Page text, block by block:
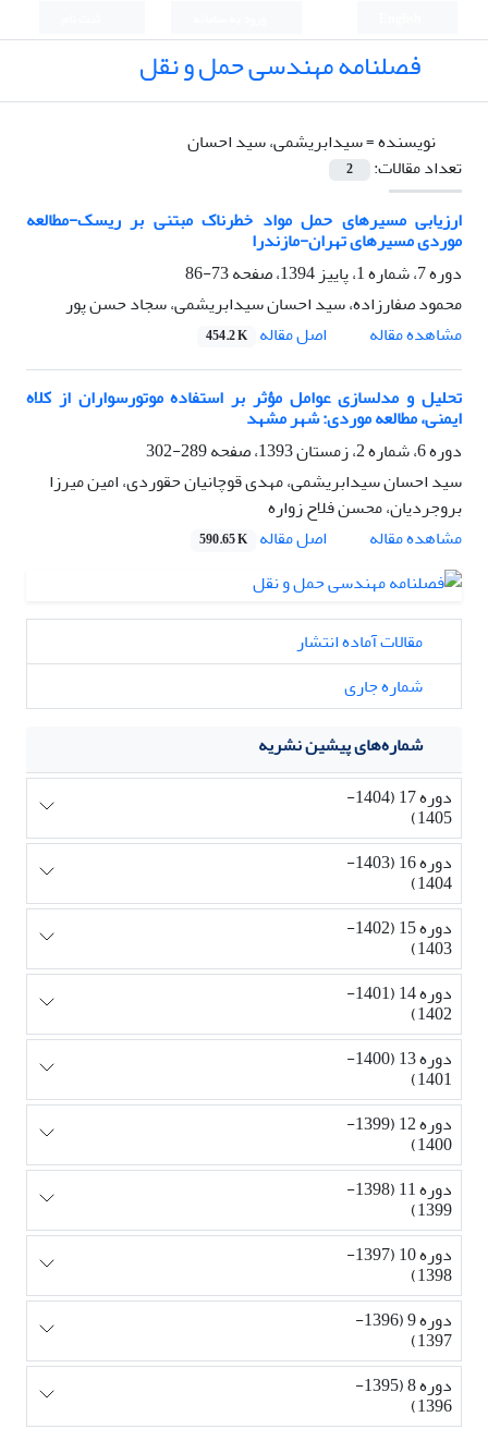
فصلنامه مهندسی حمل و نقل
نویسنده =سیدابریشمی، سید احسان
تعداد مقالات:
2
ارزیابی مسیرهای حمل مواد خطرناک مبتنی بر ریسک-مطالعه
موردی مسیرهای تهران-مازندرا
دوره 7، شماره 1، پاییز 1394، صفحه
73-86
محمود صفارزاده، سید احسان سیدابریشمی، سجاد حسن پور
مشاهده مقاله
اصل مقاله 454.2 K
تحلیل و مدلسازی عوامل مؤثر بر استفاده موتورسواران از کلاه
ایمنی، مطالعه موردی: شهر مشهد
دوره 6، شماره 2، زمستان 1393، صفحه
289-302
سید احسان سیدابریشمی، مهدی قوچانیان حقوردی، امین میرزا
بروجردیان، محسن فلاح زواره
مشاهده مقاله
اصل مقاله 590.65 K
مقالات آماده انتشار
شماره جاری
شماره‌های پیشین نشریه
دوره 17 (1404-
1405)
دوره 16 (1403-
1404)
دوره 15 (1402-
1403)
دوره 14 (1401-
1402)
دوره 13 (1400-
1401)
دوره 12 (1399-
1400)
دوره 11 (1398-
1399)
دوره 10 (1397-
1398)
دوره 9 (1396-
1397)
دوره 8 (1395-
1396)